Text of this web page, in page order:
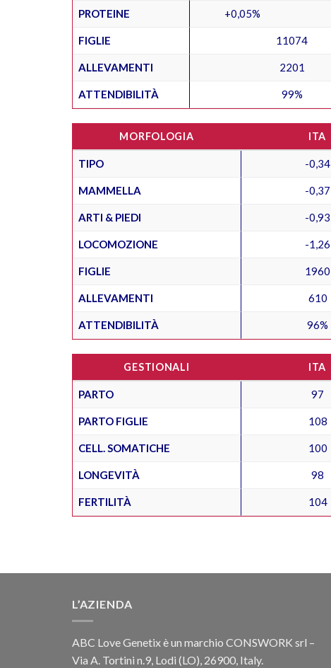
PROTEINE +0,05%
FIGLIE 11074
ALLEVAMENTI 2201
ATTENDIBILITÀ 99%
MORFOLOGIA ITA
TIPO -0,34
MAMMELLA -0,37
ARTI & PIEDI -0,93
LOCOMOZIONE -1,26
FIGLIE 1960
ALLEVAMENTI 610
ATTENDIBILITÀ 96%
GESTIONALI ITA
PARTO 97
PARTO FIGLIE 108
CELL. SOMATICHE 100
LONGEVITÀ 98
FERTILITÀ 104
L’AZIENDA
ABC Love Genetix è un marchio CONSWORK srl –
Via A. Tortini n.9, Lodi (LO), 26900, Italy.